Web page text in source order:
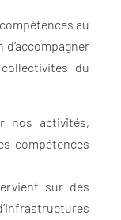
au
du
nos activités,
compétences
sur des